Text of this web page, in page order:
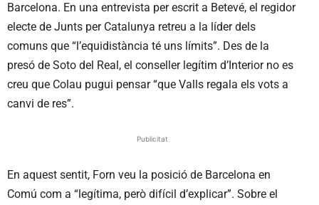
Barcelona. En una entrevista per escrit a Betevé, el regidor
electe de Junts per Catalunya retreu a la líder dels
comuns que “l’equidistància té uns límits”. Des de la
presó de Soto del Real, el conseller legítim d’Interior no es
creu que Colau pugui pensar “que Valls regala els vots a
canvi de res”.
Publicitat
En aquest sentit, Forn veu la posició de Barcelona en
Comú com a “legítima, però difícil d’explicar”. Sobre el